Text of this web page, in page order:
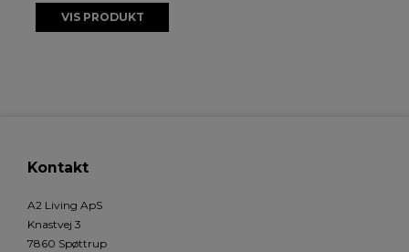
VIS PRODUKT
Kontakt
A2 Living ApS
Knastvej 3
7860 Spøttrup